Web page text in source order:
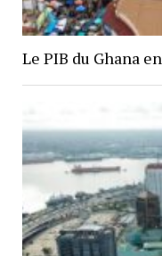
Le PIB du Ghana